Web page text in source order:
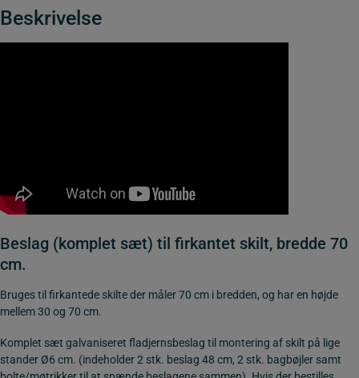
antal
Beskrivelse
Beslag (komplet sæt) til firkantet skilt, bredde 70
cm.
Bruges til firkantede skilte der måler 70 cm i bredden, og har en højde
mellem 30 og 70 cm.
Komplet sæt galvaniseret fladjernsbeslag til montering af skilt på lige
stander Ø6 cm. (indeholder 2 stk. beslag 48 cm, 2 stk. bagbøjler samt